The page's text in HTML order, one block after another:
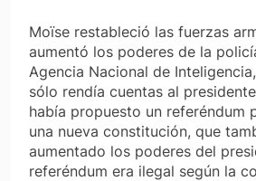
Moïse restableció las fuerzas
aumentó los poderes de la
Agencia Nacional de
sólo rendía cuentas al
había propuesto un referéndum
una nueva constitución, que
aumentado los poderes del
referéndum era ilegal según la